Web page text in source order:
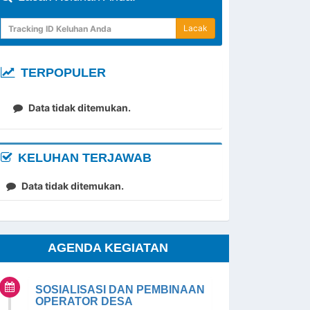
Lacak
TERPOPULER
Data tidak ditemukan.
KELUHAN TERJAWAB
Data tidak ditemukan.
AGENDA KEGIATAN
SOSIALISASI DAN PEMBINAAN
OPERATOR DESA